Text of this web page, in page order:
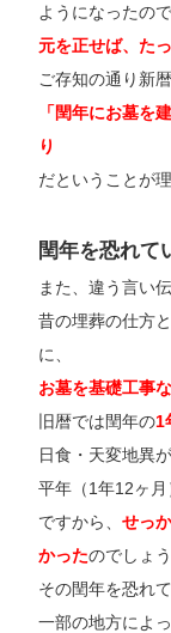
ようになったので
元を正せば、た
ご存知の通り新
「閏年にお墓を
り
だということが
閏年を恐れて
また、違う言い
昔の埋葬の仕方
に、
お墓を基礎工事
旧暦では閏年の1
日食・天変地異が
平年（1年12ヶ月
ですから、せっ
かったのでしょう
その閏年を恐れ
一部の地方によ